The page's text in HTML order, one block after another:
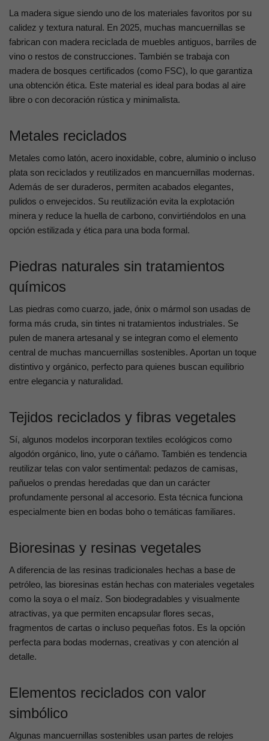
La madera sigue siendo uno de los materiales favoritos por su
calidez y textura natural. En 2025, muchas mancuernillas se
fabrican con madera reciclada de muebles antiguos, barriles de
vino o restos de construcciones. También se trabaja con
madera de bosques certificados (como FSC), lo que garantiza
una obtención ética. Este material es ideal para bodas al aire
libre o con decoración rústica y minimalista.
Metales reciclados
Metales como latón, acero inoxidable, cobre, aluminio o incluso
plata son reciclados y reutilizados en mancuernillas modernas.
Además de ser duraderos, permiten acabados elegantes,
pulidos o envejecidos. Su reutilización evita la explotación
minera y reduce la huella de carbono, convirtiéndolos en una
opción estilizada y ética para una boda formal.
Piedras naturales sin tratamientos
químicos
Las piedras como cuarzo, jade, ónix o mármol son usadas de
forma más cruda, sin tintes ni tratamientos industriales. Se
pulen de manera artesanal y se integran como el elemento
central de muchas mancuernillas sostenibles. Aportan un toque
distintivo y orgánico, perfecto para quienes buscan equilibrio
entre elegancia y naturalidad.
Tejidos reciclados y fibras vegetales
Sí, algunos modelos incorporan textiles ecológicos como
algodón orgánico, lino, yute o cáñamo. También es tendencia
reutilizar telas con valor sentimental: pedazos de camisas,
pañuelos o prendas heredadas que dan un carácter
profundamente personal al accesorio. Esta técnica funciona
especialmente bien en bodas boho o temáticas familiares.
Bioresinas y resinas vegetales
A diferencia de las resinas tradicionales hechas a base de
petróleo, las bioresinas están hechas con materiales vegetales
como la soya o el maíz. Son biodegradables y visualmente
atractivas, ya que permiten encapsular flores secas,
fragmentos de cartas o incluso pequeñas fotos. Es la opción
perfecta para bodas modernas, creativas y con atención al
detalle.
Elementos reciclados con valor
simbólico
Algunas mancuernillas sostenibles usan partes de relojes